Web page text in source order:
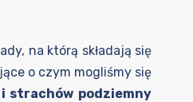
na którą składają się
o czym mogliśmy się
strachów podziemny